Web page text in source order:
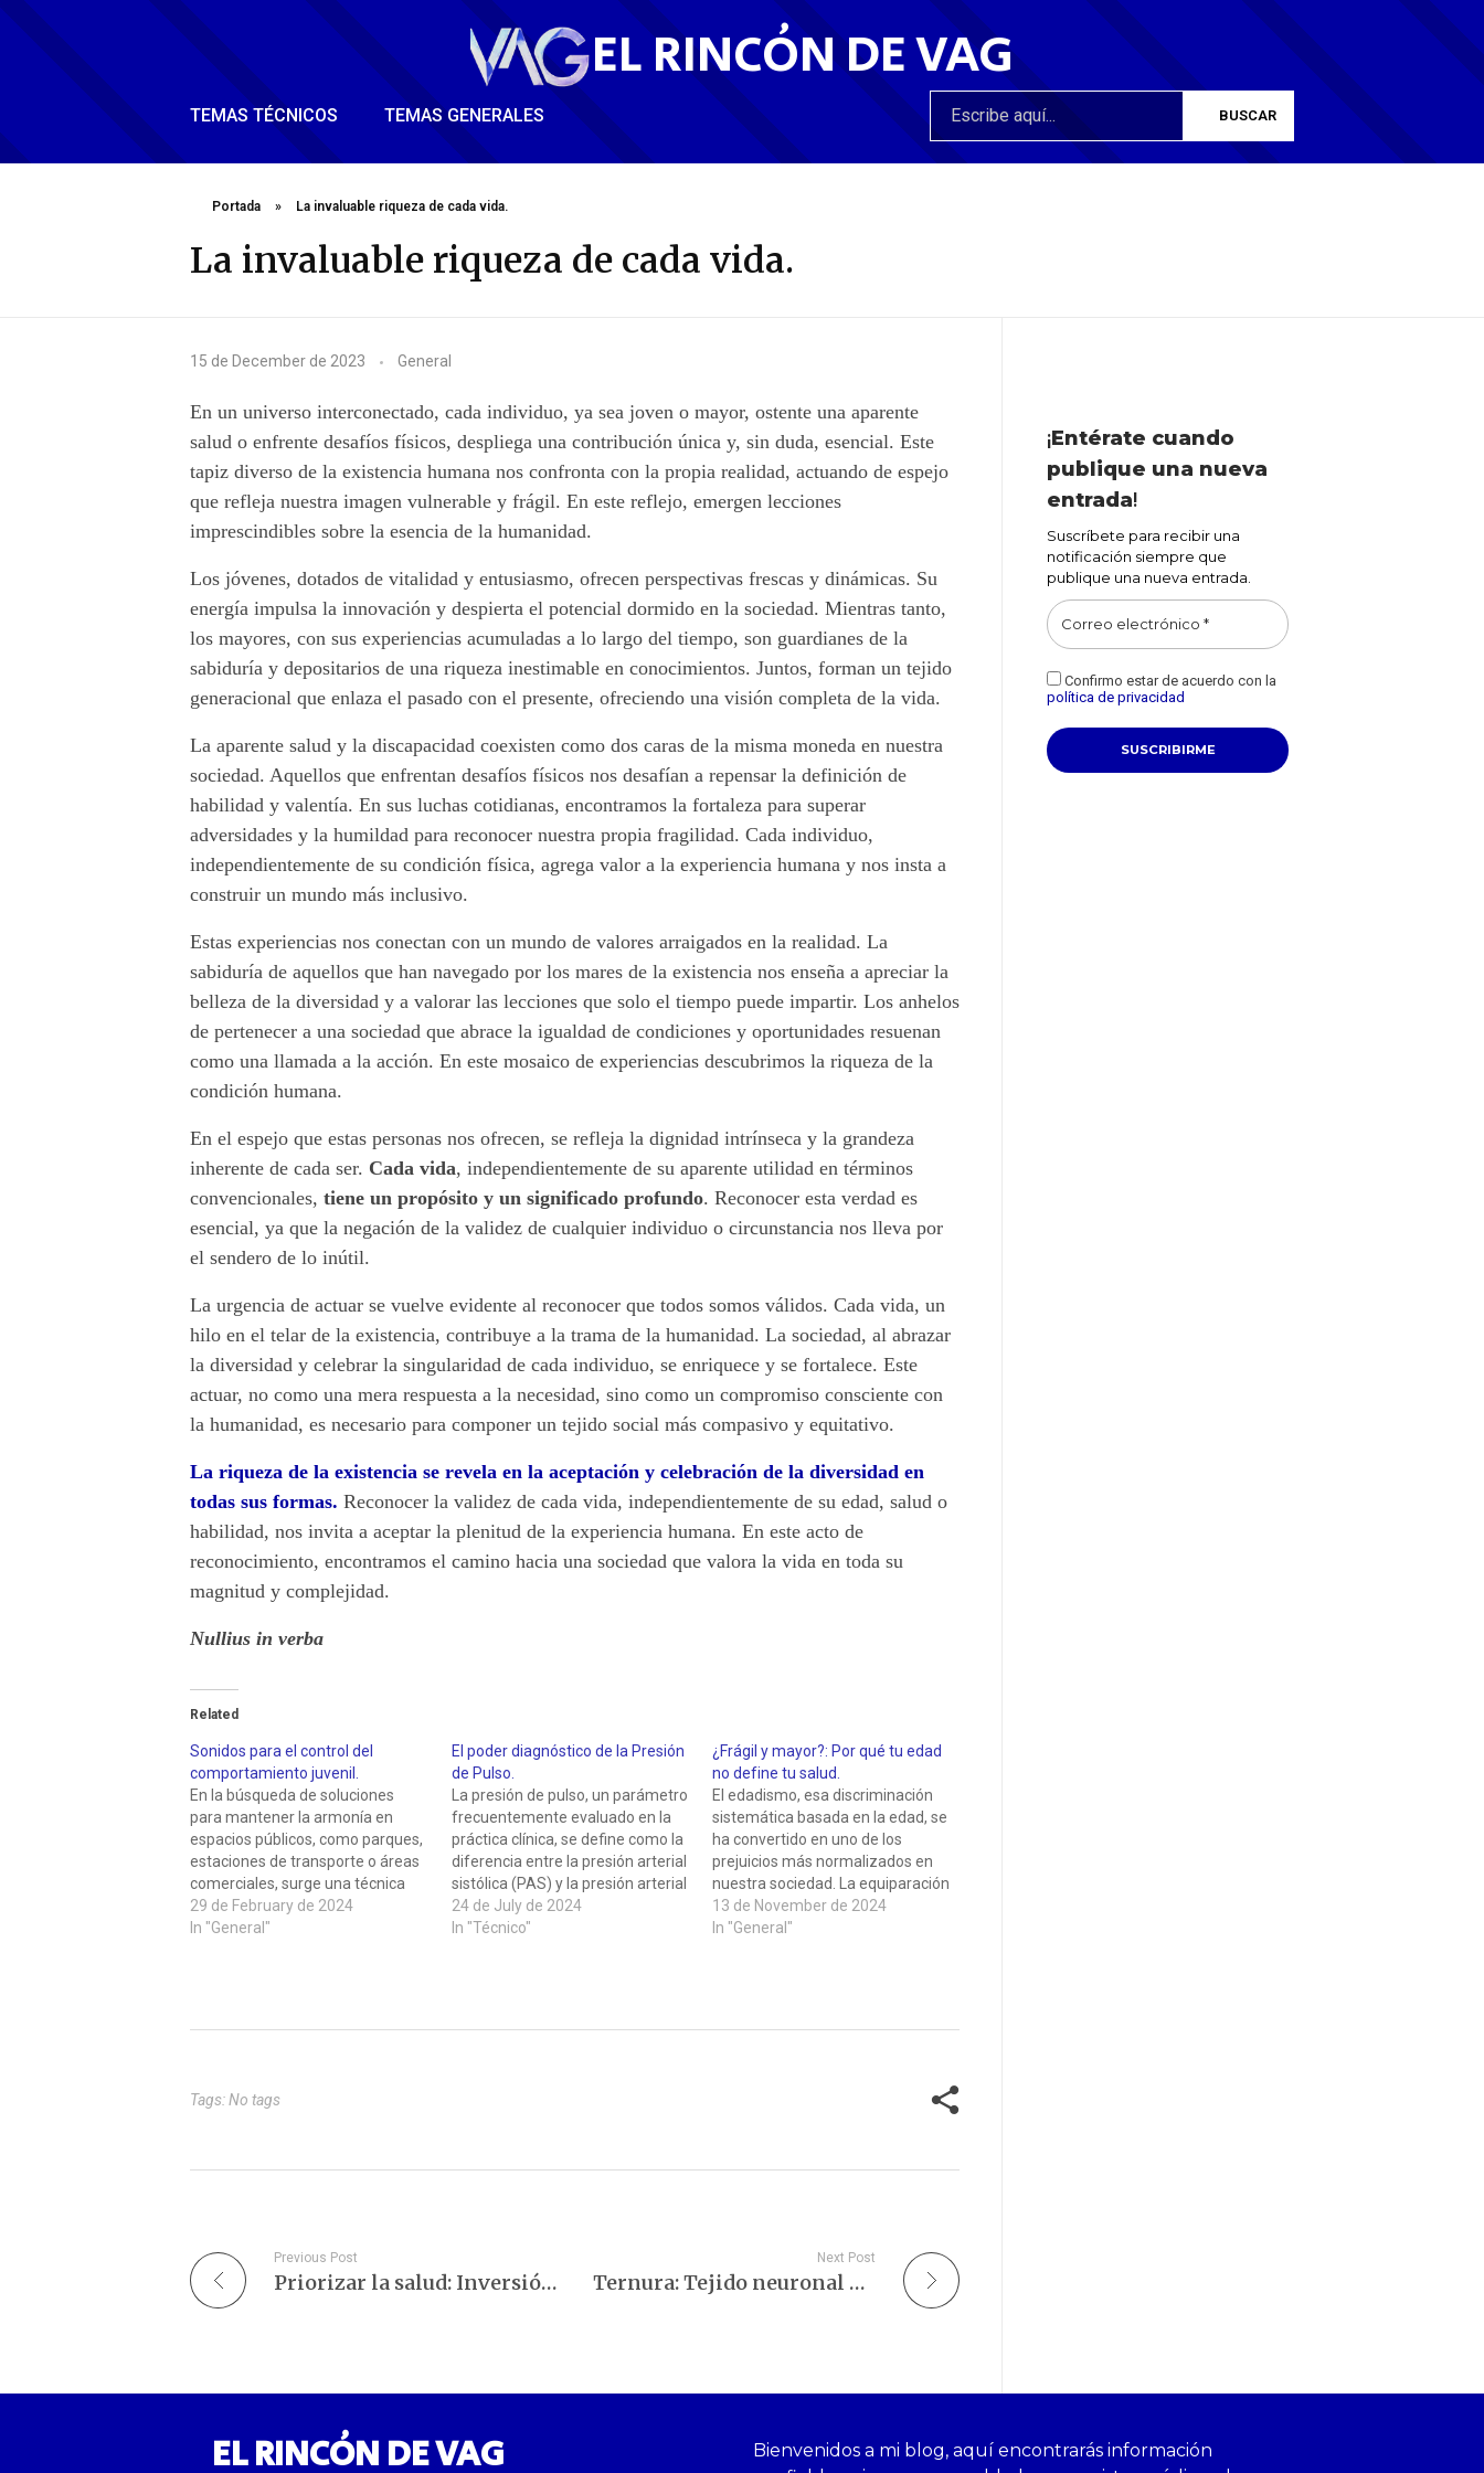
EL RINCÓN DE VAG
TEMAS TÉCNICOS TEMAS GENERALES
Portada » La invaluable riqueza de cada vida.
La invaluable riqueza de cada vida.
L
a
i
n
v
a
l
u
a
b
l
e
r
i
q
u
e
z
a
d
e
c
a
d
a
v
i
d
a
.
15 de December de 2023 General
En un universo interconectado, cada individuo, ya sea joven o mayor, ostente una aparente
salud o enfrente desafíos físicos, despliega una contribución única y, sin duda, esencial. Este
tapiz diverso de la existencia humana nos confronta con la propia realidad, actuando de espejo
que refleja nuestra imagen vulnerable y frágil. En este reflejo, emergen lecciones
imprescindibles sobre la esencia de la humanidad.
Los jóvenes, dotados de vitalidad y entusiasmo, ofrecen perspectivas frescas y dinámicas. Su
energía impulsa la innovación y despierta el potencial dormido en la sociedad. Mientras tanto,
los mayores, con sus experiencias acumuladas a lo largo del tiempo, son guardianes de la
sabiduría y depositarios de una riqueza inestimable en conocimientos. Juntos, forman un tejido
generacional que enlaza el pasado con el presente, ofreciendo una visión completa de la vida.
La aparente salud y la discapacidad coexisten como dos caras de la misma moneda en nuestra
sociedad. Aquellos que enfrentan desafíos físicos nos desafían a repensar la definición de
habilidad y valentía. En sus luchas cotidianas, encontramos la fortaleza para superar
adversidades y la humildad para reconocer nuestra propia fragilidad. Cada individuo,
independientemente de su condición física, agrega valor a la experiencia humana y nos insta a
construir un mundo más inclusivo.
Estas experiencias nos conectan con un mundo de valores arraigados en la realidad. La
sabiduría de aquellos que han navegado por los mares de la existencia nos enseña a apreciar la
belleza de la diversidad y a valorar las lecciones que solo el tiempo puede impartir. Los anhelos
de pertenecer a una sociedad que abrace la igualdad de condiciones y oportunidades resuenan
como una llamada a la acción. En este mosaico de experiencias descubrimos la riqueza de la
condición humana.
En el espejo que estas personas nos ofrecen, se refleja la dignidad intrínseca y la grandeza
inherente de cada ser. Cada vida, independientemente de su aparente utilidad en términos
convencionales, tiene un propósito y un significado profundo. Reconocer esta verdad es
esencial, ya que la negación de la validez de cualquier individuo o circunstancia nos lleva por
el sendero de lo inútil.
La urgencia de actuar se vuelve evidente al reconocer que todos somos válidos. Cada vida, un
hilo en el telar de la existencia, contribuye a la trama de la humanidad. La sociedad, al abrazar
la diversidad y celebrar la singularidad de cada individuo, se enriquece y se fortalece. Este
actuar, no como una mera respuesta a la necesidad, sino como un compromiso consciente con
la humanidad, es necesario para componer un tejido social más compasivo y equitativo.
La riqueza de la existencia se revela en la aceptación y celebración de la diversidad en
todas sus formas. Reconocer la validez de cada vida, independientemente de su edad, salud o
habilidad, nos invita a aceptar la plenitud de la experiencia humana. En este acto de
reconocimiento, encontramos el camino hacia una sociedad que valora la vida en toda su
magnitud y complejidad.
Nullius in verba
Related
Sonidos para el control del
comportamiento juvenil.
En la búsqueda de soluciones
para mantener la armonía en
espacios públicos, como parques,
estaciones de transporte o áreas
comerciales, surge una técnica
controvertida: la utilización de
sonidos de alta frecuencia para
29 de February de 2024
In "General"
El poder diagnóstico de la Presión
de Pulso.
La presión de pulso, un parámetro
frecuentemente evaluado en la
práctica clínica, se define como la
diferencia entre la presión arterial
sistólica (PAS) y la presión arterial
diastólica (PAD). Esta medición,
aunque sencilla, proporciona
24 de July de 2024
In "Técnico"
¿Frágil y mayor?: Por qué tu edad
no define tu salud.
El edadismo, esa discriminación
sistemática basada en la edad, se
ha convertido en uno de los
prejuicios más normalizados en
nuestra sociedad. La equiparación
automática entre edad avanzada
y fragilidad representa uno de sus
13 de November de 2024
In "General"
Tags: No tags
Previous Post
Priorizar la salud: Inversión en nuestro futuro.
Next Post
Ternura: Tejido neuronal y elegancia emocional.
¡Entérate cuando
publique una nueva
entrada!
Suscríbete para recibir una
notificación siempre que
publique una nueva entrada.
Confirmo estar de acuerdo con la
política de privacidad
EL RINCÓN DE VAG
Bienvenidos a mi blog, aquí encontrarás información